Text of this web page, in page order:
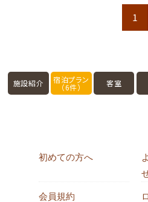
1
施設紹介 宿泊プラン
（6件） 客室
初めての方へ
会員規約